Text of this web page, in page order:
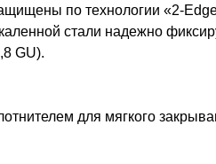
по технологии «2-
стали надежно
GU).
для мягкого